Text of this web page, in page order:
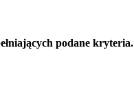
podane kryteria.